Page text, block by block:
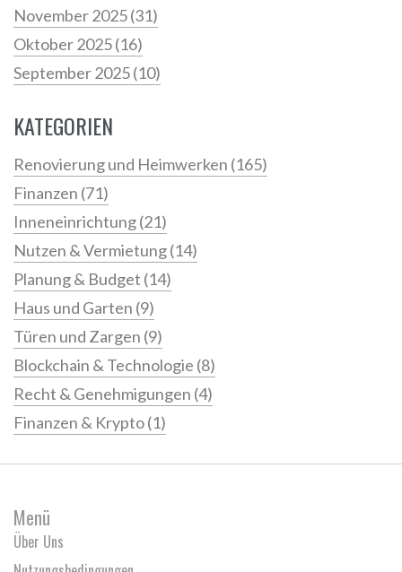
November 2025(31)
Oktober 2025(16)
September 2025(10)
KATEGORIEN
Renovierung und Heimwerken (165)
Finanzen (71)
Inneneinrichtung(21)
Nutzen & Vermietung(14)
Planung & Budget (14)
Haus und Garten (9)
Türen und Zargen (9)
Blockchain & Technologie (8)
Recht & Genehmigungen (4)
Finanzen & Krypto(1)
Menü
Über Uns